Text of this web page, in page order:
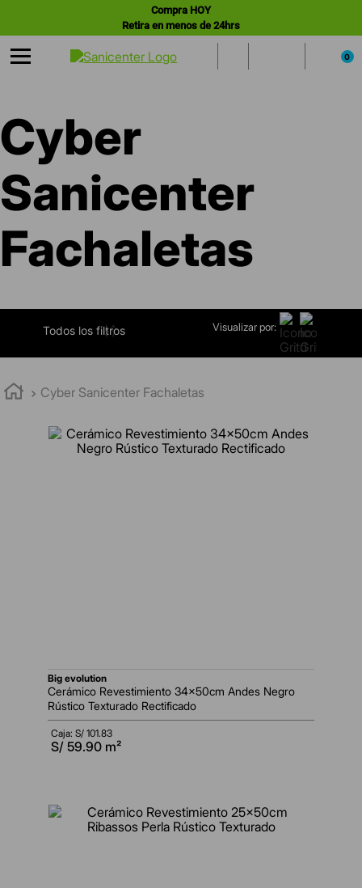
Compra HOY
Retira en menos de 24hrs
0
Cyber
Sanicenter
Fachaletas
FILTRAR Visualizar por:
Cyber Sanicenter Fachaletas
big evolution
Cerámico Revestimiento 34x50cm Andes Negro
Rústico Texturado Rectificado
Caja: S/ 101.83
S/ 59.90 m²